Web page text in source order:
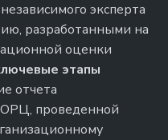
эксперта
разработанными на
оценки
этапы
отчета
проведенной